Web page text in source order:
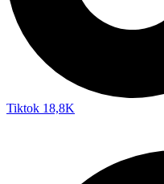
Tiktok 18,8K